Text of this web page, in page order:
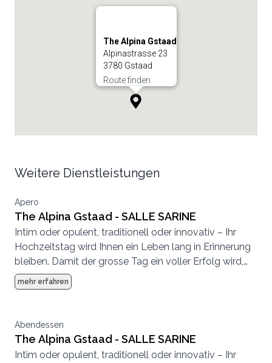
The Alpina Gstaad
Alpinastrasse 23
3780 Gstaad
Route finden
Weitere Dienstleistungen
Apero
The Alpina Gstaad - SALLE SARINE
Intim oder opulent, traditionell oder innovativ – Ihr
Hochzeitstag wird Ihnen ein Leben lang in Erinnerung
bleiben. Damit der grosse Tag ein voller Erfolg wird,
achten wir bei der Planung auf höchste Qualität und
kleinste Details. Das Expertenteam vom The Alpina
Seite.
mehr erfahren
Abendessen
The Alpina Gstaad - SALLE SARINE
Intim oder opulent, traditionell oder innovativ – Ihr